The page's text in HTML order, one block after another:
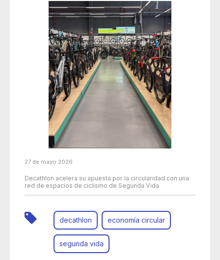
27 de mayo 2026
Decathlon acelera su apuesta por la circularidad con una
red de espacios de ciclismo de Segunda Vida
decathlon economía circular
segunda vida